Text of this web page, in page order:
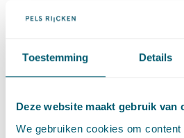
Toestemming Details
Deze website maakt gebruik van
We gebruiken cookies om
eerste aanleg geoordeeld
dat GS
van de grondwatersanering en niet
Hoe oordeelt de